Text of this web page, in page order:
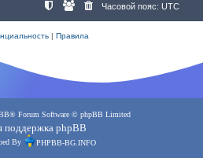
Часовой пояс: UTC
| Правила
® Forum Software © phpBB Limited
поддержка phpBB
By PHPBB-BG.INFO